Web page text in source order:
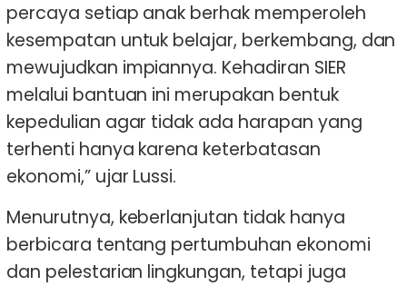
percaya setiap anak berhak memperoleh
kesempatan untuk belajar, berkembang, dan
mewujudkan impiannya. Kehadiran SIER
melalui bantuan ini merupakan bentuk
kepedulian agar tidak ada harapan yang
terhenti hanya karena keterbatasan
ekonomi,” ujar Lussi.
Menurutnya, keberlanjutan tidak hanya
berbicara tentang pertumbuhan ekonomi
dan pelestarian lingkungan, tetapi juga